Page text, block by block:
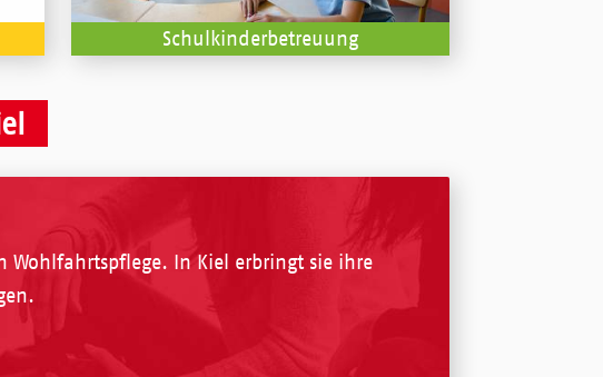
Schulkinderbetreuung
In Kiel erbringt sie ihre